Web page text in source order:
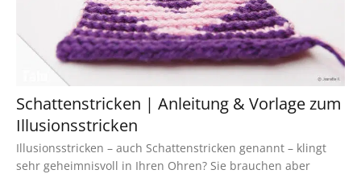
Schattenstricken | Anleitung & Vorlage zum
Illusionsstricken
Illusionsstricken – auch Schattenstricken genannt – klingt
sehr geheimnisvoll in Ihren Ohren? Sie brauchen aber